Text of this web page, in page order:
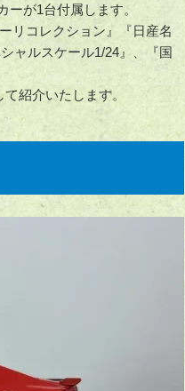
が1台付属します。
リコレクション』『日産名
ャルスケール1/24』、『国
紹介いたします。